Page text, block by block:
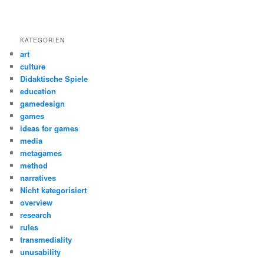
KATEGORIEN
art
culture
Didaktische Spiele
education
gamedesign
games
ideas for games
media
metagames
method
narratives
Nicht kategorisiert
overview
research
rules
transmediality
unusability